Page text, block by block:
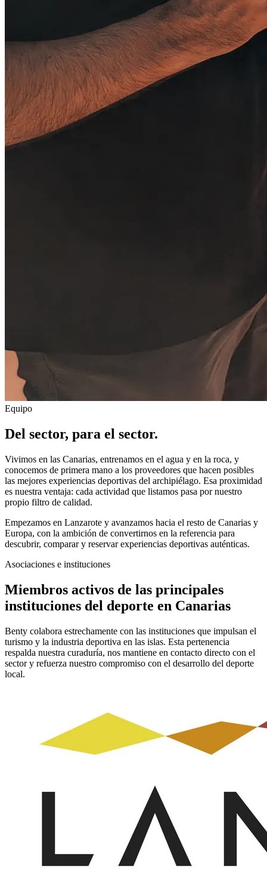
Equipo
Del sector, para el sector.
Vivimos en las Canarias, entrenamos en el agua y en la roca, y
conocemos de primera mano a los proveedores que hacen posibles
las mejores experiencias deportivas del archipiélago. Esa proximidad
es nuestra ventaja: cada actividad que listamos pasa por nuestro
propio filtro de calidad.
Empezamos en Lanzarote y avanzamos hacia el resto de Canarias y
Europa, con la ambición de convertirnos en la referencia para
descubrir, comparar y reservar experiencias deportivas auténticas.
Asociaciones e instituciones
Miembros activos de las principales
instituciones del deporte en Canarias
Benty colabora estrechamente con las instituciones que impulsan el
turismo y la industria deportiva en las islas. Esta pertenencia
respalda nuestra curaduría, nos mantiene en contacto directo con el
sector y refuerza nuestro compromiso con el desarrollo del deporte
local.